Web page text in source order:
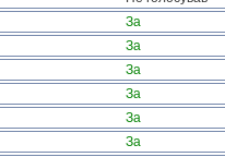
За
За
За
За
За
За